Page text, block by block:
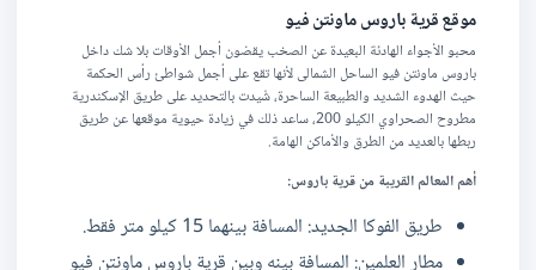
موقع قرية باروس ماونتن فيو
محبو الأجواء الهادئة البعيدة عن الصخب يقضون أجمل الأوقات بلا شك داخل
باروس ماونتن فيو الساحل الشمالى لأنها تقع على أجمل شواطئ رأس الحكمة
حيث الهدوء الشديد والطبيعة الساحرة، شُيدت بالتحديد على طريق الإسكندرية
مطروح الصحراوي الكيلو 200، ساعد ذلك في زيادة حيوية موقعها عن طريق
ربطها بالعديد من الطرق والأماكن الهامة.
أهم المعالم القريبة من قرية باروس:
طريق الفوكا الجديد: المسافة بينهما 15 كيلو متر فقط.
مطار العلمين: المسافة بينه وبين قرية باروسماونتن فيو